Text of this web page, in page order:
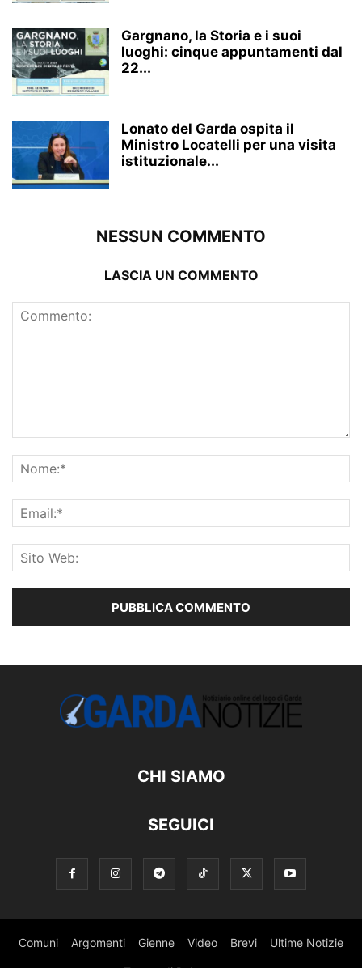
Gargnano, la Storia e i suoi
luoghi: cinque appuntamenti dal
22...
Lonato del Garda ospita il
Ministro Locatelli per una visita
istituzionale...
NESSUN COMMENTO
LASCIA UN COMMENTO
CHI SIAMO
SEGUICI
Comuni Argomenti Gienne Video Brevi Ultime Notizie